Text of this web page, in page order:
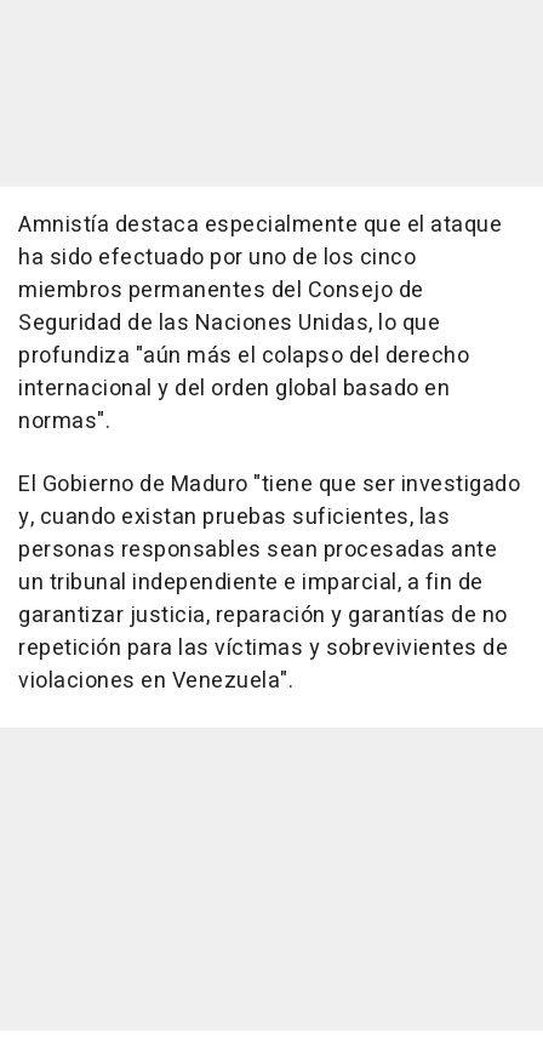
Amnistía destaca especialmente que el ataque
ha sido efectuado por uno de los cinco
miembros permanentes del Consejo de
Seguridad de las Naciones Unidas, lo que
profundiza "aún más el colapso del derecho
internacional y del orden global basado en
normas".
El Gobierno de Maduro "tiene que ser investigado
y, cuando existan pruebas suficientes, las
personas responsables sean procesadas ante
un tribunal independiente e imparcial, a fin de
garantizar justicia, reparación y garantías de no
repetición para las víctimas y sobrevivientes de
violaciones en Venezuela".